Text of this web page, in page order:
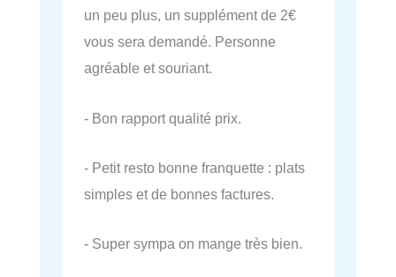
un peu plus, un supplément de 2€
vous sera demandé. Personne
agréable et souriant.
- Bon rapport qualité prix.
- Petit resto bonne franquette : plats
simples et de bonnes factures.
- Super sympa on mange très bien.